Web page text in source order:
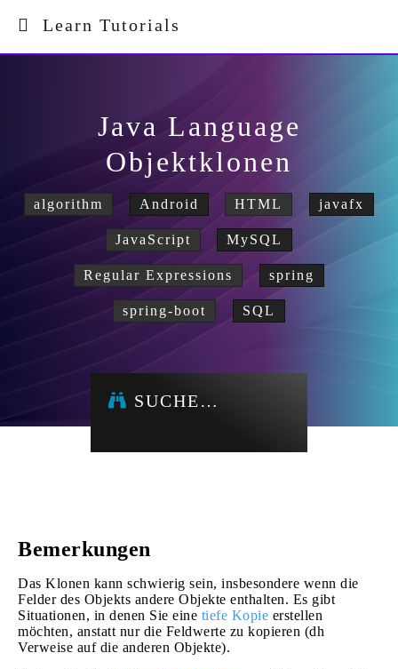
Learn Tutorials
Java Language
Objektklonen
algorithm Android HTML javafx
JavaScript MySQL
Regular Expressions spring
spring-boot SQL
SUCHE…
Bemerkungen
Das Klonen kann schwierig sein, insbesondere wenn die
Felder des Objekts andere Objekte enthalten. Es gibt
Situationen, in denen Sie eine tiefe Kopie erstellen
möchten, anstatt nur die Feldwerte zu kopieren (dh
Verweise auf die anderen Objekte).